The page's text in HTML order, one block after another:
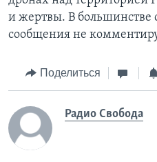
и жертвы. В большинстве
сообщения не
Поделиться
Радио Свобода